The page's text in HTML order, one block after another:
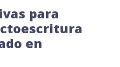
para
en